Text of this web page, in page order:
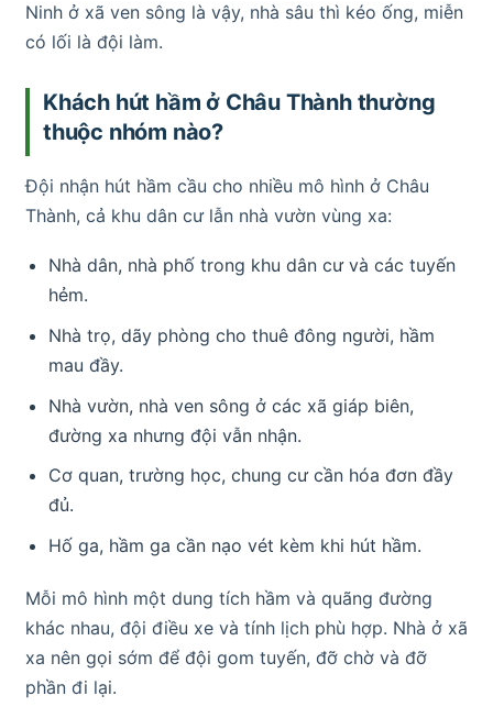
Ninh ở xã ven sông là vậy, nhà sâu thì kéo ống, miễn
có lối là đội làm.
Khách hút hầm ở Châu Thành thường
thuộc nhóm nào?
Đội nhận hút hầm cầu cho nhiều mô hình ở Châu
Thành, cả khu dân cư lẫn nhà vườn vùng xa:
Nhà dân, nhà phố trong khu dân cư và các tuyến
hẻm.
Nhà trọ, dãy phòng cho thuê đông người, hầm
mau đầy.
Nhà vườn, nhà ven sông ở các xã giáp biên,
đường xa nhưng đội vẫn nhận.
Cơ quan, trường học, chung cư cần hóa đơn đầy
đủ.
Hố ga, hầm ga cần nạo vét kèm khi hút hầm.
Mỗi mô hình một dung tích hầm và quãng đường
khác nhau, đội điều xe và tính lịch phù hợp. Nhà ở xã
xa nên gọi sớm để đội gom tuyến, đỡ chờ và đỡ
phần đi lại.